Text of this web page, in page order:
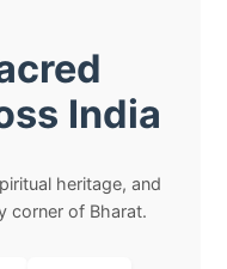
India
heritage, and
corner of Bharat.